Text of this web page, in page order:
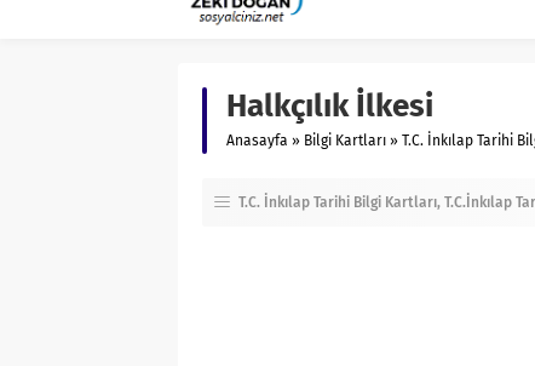
Halkçılık İlkesi
Anasayfa » Bilgi Kartları » T.C. İnkılap Tarihi
T.C. İnkılap Tarihi Bilgi Kartları T.C.İnkılap